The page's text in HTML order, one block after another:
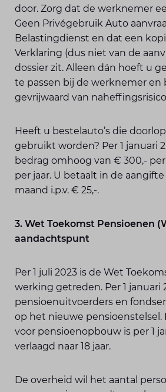
door. Zorg dat de werknemer
Geen Privégebruik Auto
Belastingdienst en dat een
Verklaring (dus niet van de
dossier zit. Alleen dán hoeft u
te passen bij de werknemer en
gevrijwaard van
Heeft u bestelauto’s die
gebruikt worden? Per 1 januari
bedrag omhoog van € 300,-
per jaar. U betaalt in de
maand i.p.v. € 25,-.
3. Wet Toekomst Pensioenen
aandachtspunt
Per 1 juli 2023 is de Wet
werking getreden. Per 1 januari
pensioenuitvoerders en
op het nieuwe pensioenstelsel.
voor pensioenopbouw is per 1
verlaagd naar 18 jaar.
De overheid wil het aantal